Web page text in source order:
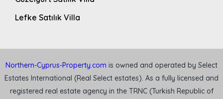
Lefke Satılık Villa
Northern-Cyprus-Property.com is owned and operated by Select
Estates International (Real Select estates). As a fully licensed and
registered real estate agency in the TRNC (Turkish Republic of